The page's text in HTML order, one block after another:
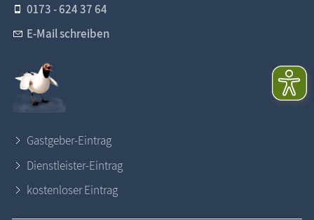
0173 - 624 37 64
E-Mail schreiben
Gastgeber-Eintrag
Dienstleister-Eintrag
kostenloser Eintrag